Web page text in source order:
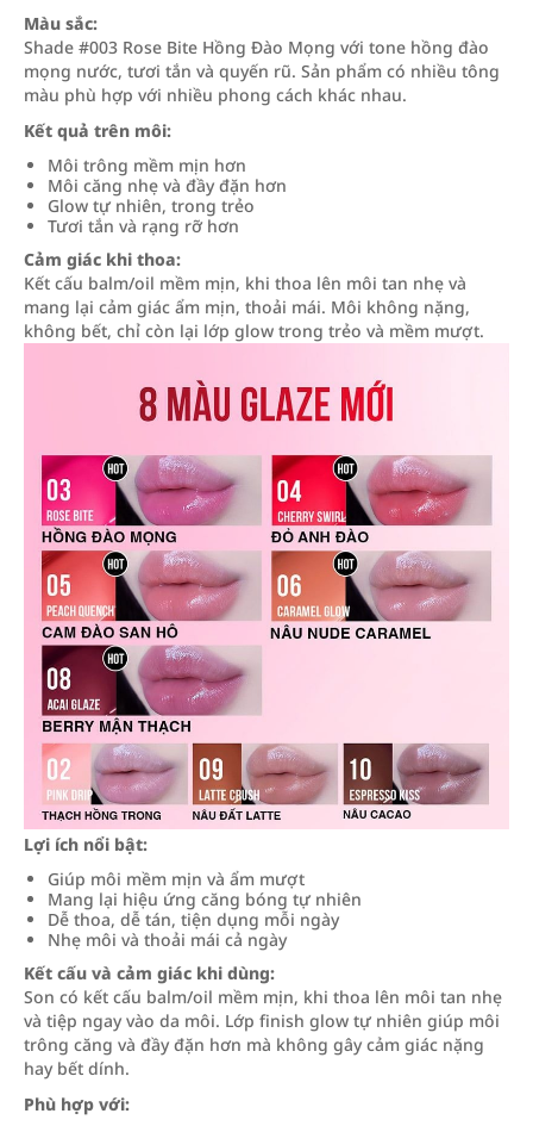
Màu sắc:
Shade #003 Rose Bite Hồng Đào Mọng với tone hồng đào
mọng nước, tươi tắn và quyến rũ. Sản phẩm có nhiều tông
màu phù hợp với nhiều phong cách khác nhau.
Kết quả trên môi:
Môi trông mềm mịn hơn
Môi căng nhẹ và đầy đặn hơn
Glow tự nhiên, trong trẻo
Tươi tắn và rạng rỡ hơn
Cảm giác khi thoa:
Kết cấu balm/oil mềm mịn, khi thoa lên môi tan nhẹ và
mang lại cảm giác ẩm mịn, thoải mái. Môi không nặng,
không bết, chỉ còn lại lớp glow trong trẻo và mềm mượt.
Lợi ích nổi bật:
Giúp môi mềm mịn và ẩm mượt
Mang lại hiệu ứng căng bóng tự nhiên
Dễ thoa, dễ tán, tiện dụng mỗi ngày
Nhẹ môi và thoải mái cả ngày
Kết cấu và cảm giác khi dùng:
Son có kết cấu balm/oil mềm mịn, khi thoa lên môi tan nhẹ
và tiệp ngay vào da môi. Lớp finish glow tự nhiên giúp môi
trông căng và đầy đặn hơn mà không gây cảm giác nặng
hay bết dính.
Phù hợp với: